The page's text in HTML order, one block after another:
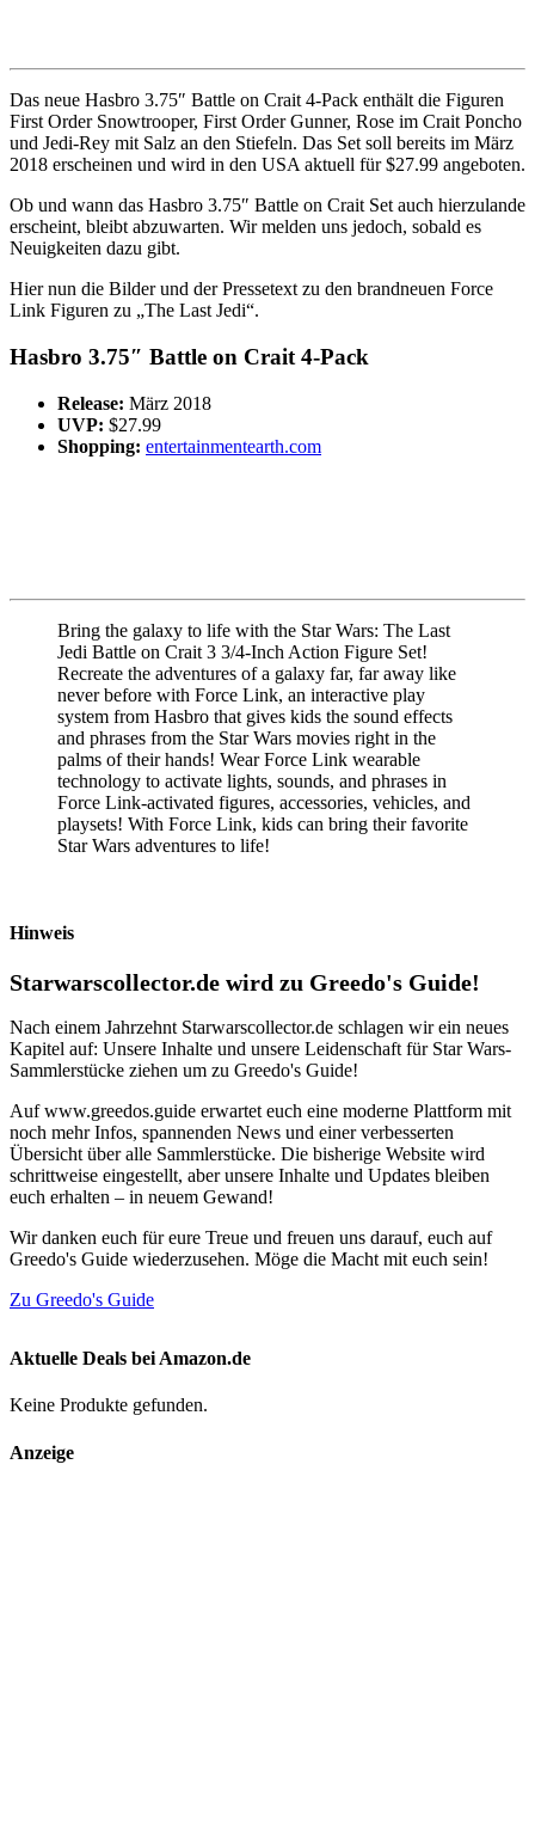
Das neue Hasbro 3.75″ Battle on Crait 4-Pack enthält die Figuren
First Order Snowtrooper, First Order Gunner, Rose im Crait Poncho
und Jedi-Rey mit Salz an den Stiefeln. Das Set soll bereits im März
2018 erscheinen und wird in den USA aktuell für $27.99 angeboten.
Ob und wann das Hasbro 3.75″ Battle on Crait Set auch hierzulande
erscheint, bleibt abzuwarten. Wir melden uns jedoch, sobald es
Neuigkeiten dazu gibt.
Hier nun die Bilder und der Pressetext zu den brandneuen Force
Link Figuren zu „The Last Jedi“.
Hasbro 3.75″ Battle on Crait 4-Pack
Release: März 2018
UVP: $27.99
Shopping: entertainmentearth.com
Bring the galaxy to life with the Star Wars: The Last
Jedi Battle on Crait 3 3/4-Inch Action Figure Set!
Recreate the adventures of a galaxy far, far away like
never before with Force Link, an interactive play
system from Hasbro that gives kids the sound effects
and phrases from the Star Wars movies right in the
palms of their hands! Wear Force Link wearable
technology to activate lights, sounds, and phrases in
Force Link-activated figures, accessories, vehicles, and
playsets! With Force Link, kids can bring their favorite
Star Wars adventures to life!
Hinweis
Starwarscollector.de wird zu Greedo's Guide!
Nach einem Jahrzehnt Starwarscollector.de schlagen wir ein neues
Kapitel auf: Unsere Inhalte und unsere Leidenschaft für Star Wars-
Sammlerstücke ziehen um zu Greedo's Guide!
Auf www.greedos.guide erwartet euch eine moderne Plattform mit
noch mehr Infos, spannenden News und einer verbesserten
Übersicht über alle Sammlerstücke. Die bisherige Website wird
schrittweise eingestellt, aber unsere Inhalte und Updates bleiben
euch erhalten – in neuem Gewand!
Wir danken euch für eure Treue und freuen uns darauf, euch auf
Greedo's Guide wiederzusehen. Möge die Macht mit euch sein!
Zu Greedo's Guide
Aktuelle Deals bei Amazon.de
Keine Produkte gefunden.
Anzeige